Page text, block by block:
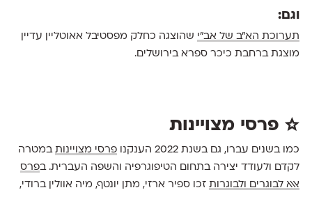
וגם:
תערוכת הא״ב של אב״י שהוצגה כחלק מפסטיבל אאוטליין עדיין
מוצגת ברחבת כיכר ספרא בירושלים.
☆ פרסי מצויינות
כמו בשנים עברו, גם בשנת 2022 הענקנו פרסי מצויינותבמטרה
לקדם ולעודד יצירה בתחום הטיפוגרפיה והשפה העברית. בפרס
אאא לבוגרים ולבוגרותזכו ספיר ארזי, מתן יונטף, מיה אוולין ברודי,